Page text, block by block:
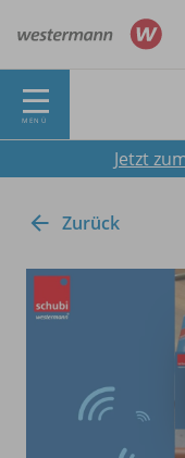
MENÜ
Jetzt
Zurück